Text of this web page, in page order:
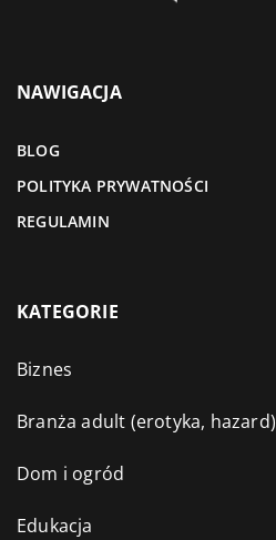
NAWIGACJA
BLOG
POLITYKA PRYWATNOŚCI
REGULAMIN
KATEGORIE
Biznes
Branża adult (erotyka, hazard)
Dom i ogród
Edukacja